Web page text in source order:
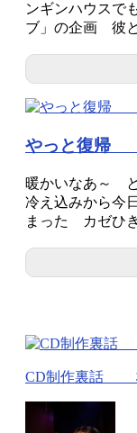
ンギンハウスで
ブ」の企画 彼
やっと復帰
暖かいなあ～
冷え込みから今
まった カゼひ
CD制作裏話